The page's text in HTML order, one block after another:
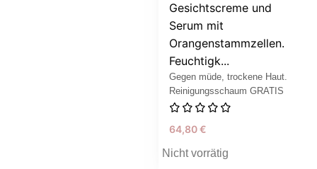
Gesichtscreme und
Serum mit
Orangenstammzellen.
Feuchtigk...
Gegen müde, trockene Haut.
Reinigungsschaum GRATIS
64,80€
Nicht vorrätig